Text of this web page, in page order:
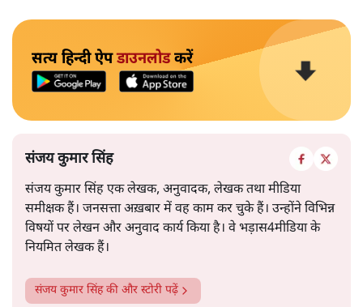
सत्य हिन्दी ऐपडाउनलोडकरें
संजय कुमार सिंह
संजय कुमार सिंह एक लेखक, अनुवादक, लेखक तथा मीडिया
समीक्षक हैं। जनसत्ता अख़बार में वह काम कर चुके हैं। उन्होंने विभिन्न
विषयों पर लेखन और अनुवाद कार्य किया है। वे भड़ास4मीडिया के
नियमित लेखक हैं।
संजय कुमार सिंहकी और स्टोरी पढ़ें